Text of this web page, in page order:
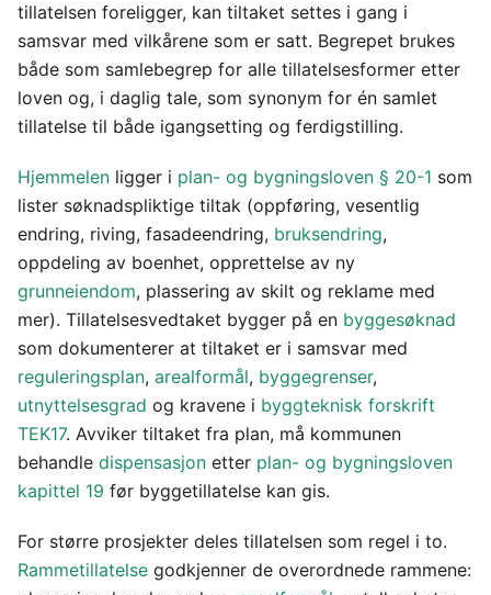
tillatelsen foreligger, kan tiltaket settes i gang i
samsvar med vilkårene som er satt. Begrepet brukes
både som samlebegrep for alle tillatelsesformer etter
loven og, i daglig tale, som synonym for én samlet
tillatelse til både igangsetting og ferdigstilling.
Hjemmelen ligger i plan- og bygningsloven § 20-1 som
lister søknadspliktige tiltak (oppføring, vesentlig
endring, riving, fasadeendring, bruksendring,
oppdeling av boenhet, opprettelse av ny
grunneiendom, plassering av skilt og reklame med
mer). Tillatelsesvedtaket bygger på en byggesøknad
som dokumenterer at tiltaket er i samsvar med
reguleringsplan, arealformål, byggegrenser,
utnyttelsesgrad og kravene i byggteknisk forskrift
TEK17. Avviker tiltaket fra plan, må kommunen
behandle dispensasjon etter plan- og bygningsloven
kapittel 19 før byggetillatelse kan gis.
For større prosjekter deles tillatelsen som regel i to.
Rammetillatelse godkjenner de overordnede rammene: